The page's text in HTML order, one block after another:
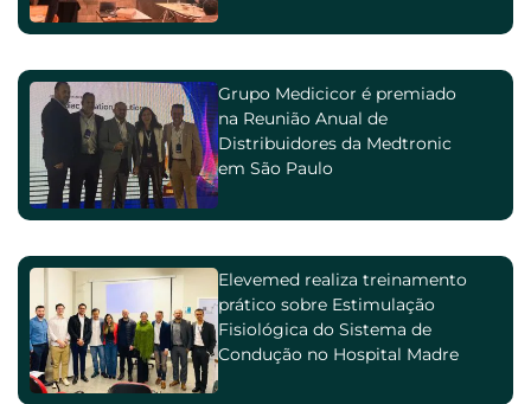
Grupo Medicicor é premiado
na Reunião Anual de
Distribuidores da Medtronic
em São Paulo
Elevemed realiza treinamento
prático sobre Estimulação
Fisiológica do Sistema de
Condução no Hospital Madre